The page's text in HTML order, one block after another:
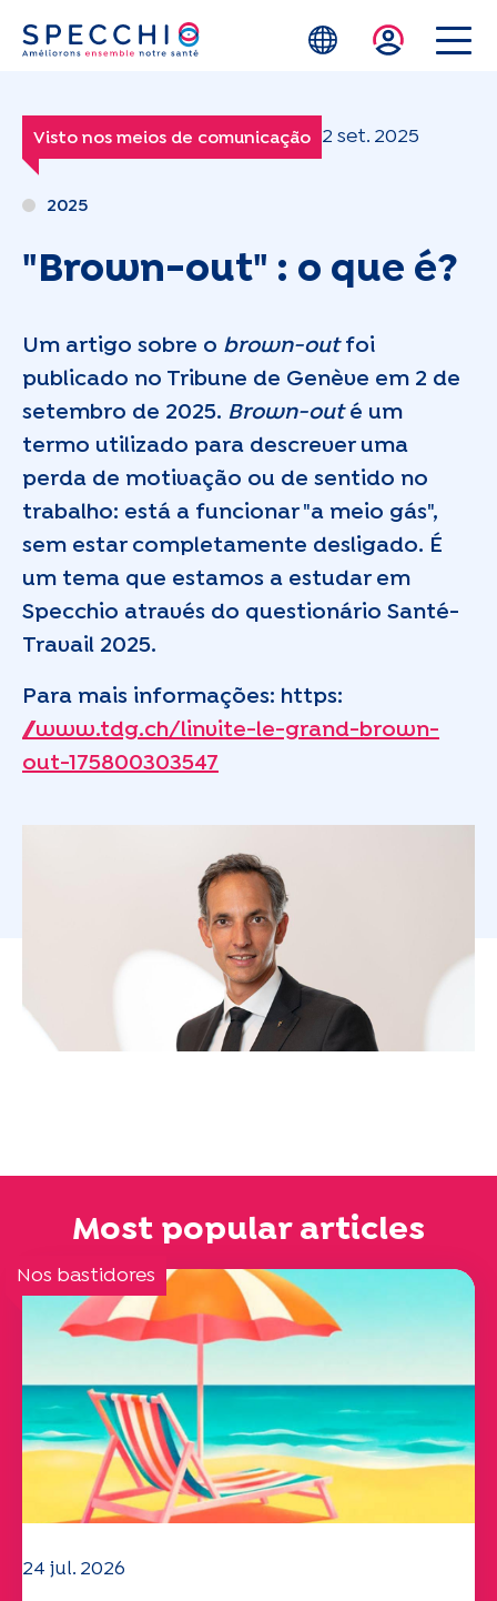
Skip to main content
Visto nos meios de comunicação 2 set. 2025
2025
"Brown-out" : o que é?
Um artigo sobre o brown-outfoi
publicado no Tribune de Genève em 2 de
setembro de 2025. Brown-outé um
termo utilizado para descrever uma
perda de motivação ou de sentido no
trabalho: está a funcionar "a meio gás",
sem estar completamente desligado. É
um tema que estamos a estudar em
Specchio através do questionário Santé-
Travail 2025.
Para mais informações: https:
//www.tdg.ch/linvite-le-grand-brown-
out-175800303547
Most popular articles
Nos bastidores
24 jul. 2026